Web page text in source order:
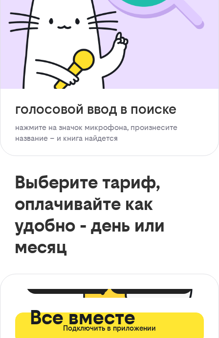
голосовой ввод в поиске
нажмите на значок микрофона, произнесите
название – и книга найдется
Выберите тариф,
оплачивайте как
удобно - день или
месяц
Все вместе
Подключить в приложении